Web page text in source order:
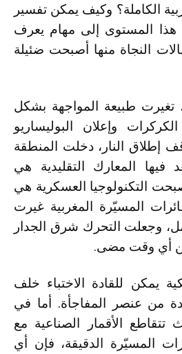
الكاملة؟ وكيف يمكن تفسير
المستوى إلى مهام يعرف
النجاة منها أصبحت ضئيلة
نهاية سنة 2020، تغيرت طبيعة المواجهة بشكل
وإعلان البوليساريو
إطلاق النار، دخلت المنطقة
المعارك التقليدية هي
التكنولوجيا العسكرية هي
المسيّرة المغربية غيرت
وجعلت التحرك شرق الجدار
أي وقت مضى.
يمكن للقادة الاختباء خلف
من عنصر المفاجأة. أما في
تتقاطع الأقمار الصناعية مع
المسيّرة الدقيقة، فإن أي